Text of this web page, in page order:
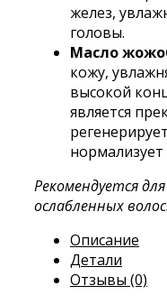
желез,
головы.
Масло
кожу,
высокой
является
нормализует
Рекомендуется
ослабленных
Описание
Детали
Отзывы (0)